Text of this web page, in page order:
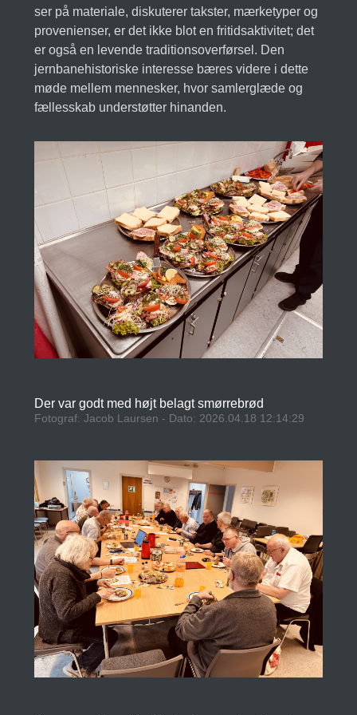
ser på materiale, diskuterer takster, mærketyper og
provenienser, er det ikke blot en fritidsaktivitet; det
er også en levende traditionsoverførsel. Den
jernbanehistoriske interesse bæres videre i dette
møde mellem mennesker, hvor samlerglæde og
fællesskab understøtter hinanden.
Der var godt med højt belagt smørrebrød
Fotograf: Jacob Laursen - Dato: 2026.04.18 12:14:29